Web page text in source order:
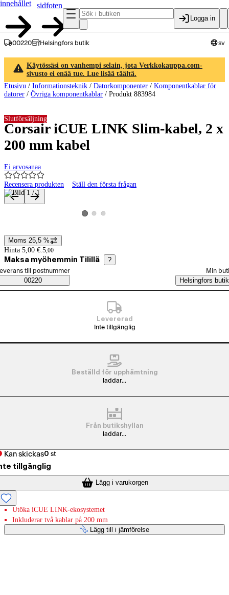
innehållet
sidfoten
Logga in
00220 Helsingfors butik sv
Käytössäsi on vanhempi selain, jota Verkkokauppa.com-
sivusto ei enää tue. Lue lisää täältä.
Etusivu / Informationsteknik / Datorkomponenter / Komponentkablar för
datorer / Övriga komponentkablar / Produkt 883984
Corsair iCUE LINK Slim-kabel, 2 x
200 mm kabel
Ei arvosanaa
Recensera produkten Ställ den första frågan
Slutförsäljning
Produktbilder och videor
Visa produktbild 1
Visa produktbild 2
Visa produktbild 3
Prisinformation
Moms 25,5 %
Hinta 5,00 €. 5,00
Maksa myöhemmin Tilillä ?
Saatavuustiedot
beställningssätt
till postnummer
00220
Min
Helsingfors butik
Levererad
Inte tillgänglig
Beställd för upphämtning
laddar...
Från butikshyllan
laddar...
Kan skickas0 st
tillgänglig
Lägg i varukorgen
Utöka iCUE LINK-ekosystemet
Inkluderar två kablar på 200 mm
Lägg till i jämförelse